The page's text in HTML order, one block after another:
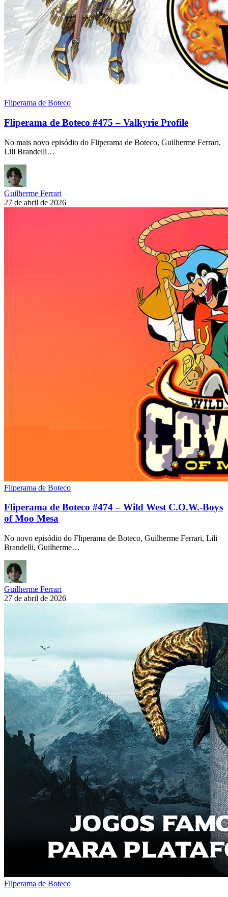
Fliperama de Boteco
Fliperama de Boteco #475 – Valkyrie Profile
No mais novo episódio do Fliperama de Boteco, Guilherme Ferrari,
Lili Brandelli…
Guilherme Ferrari
27 de abril de 2026
Fliperama de Boteco
Fliperama de Boteco #474 – Wild West C.O.W.-Boys
of Moo Mesa
No novo episódio do Fliperama de Boteco, Guilherme Ferrari, Lili
Brandelli, Guilherme…
Guilherme Ferrari
27 de abril de 2026
Fliperama de Boteco